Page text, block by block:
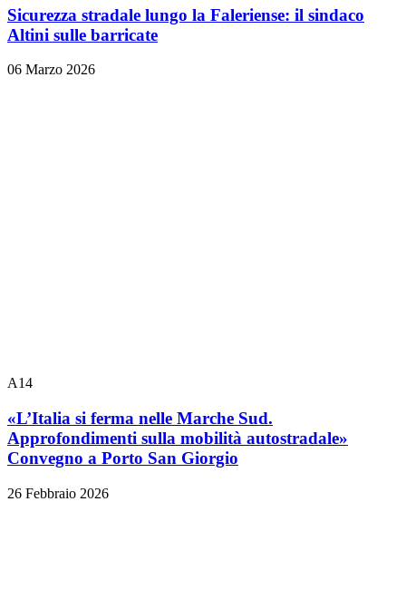
Sicurezza stradale lungo la Faleriense: il sindaco
Altini sulle barricate
06 Marzo 2026
A14
«L’Italia si ferma nelle Marche Sud.
Approfondimenti sulla mobilità autostradale»
Convegno a Porto San Giorgio
26 Febbraio 2026